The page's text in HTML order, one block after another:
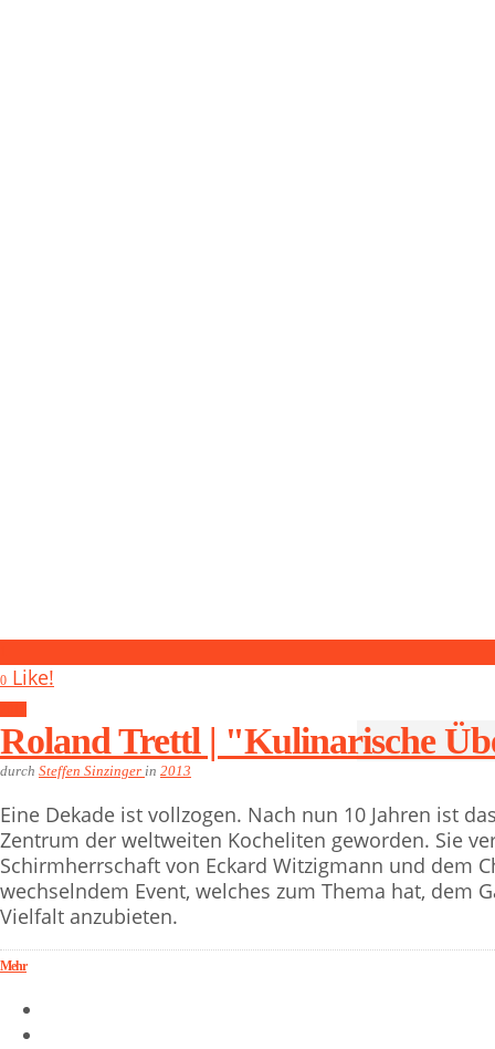
0 Like!
Roland Trettl | "Kulinarische
durch Steffen Sinzinger in 2013
Eine Dekade ist vollzogen. Nach nun 10 Jahren ist
Zentrum der weltweiten Kocheliten geworden. Sie
Schirmherrschaft von Eckard Witzigmann und dem
wechselndem Event, welches zum Thema hat, dem
Vielfalt anzubieten.
Mehr